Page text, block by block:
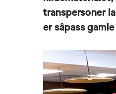
transpersoner
er såpass